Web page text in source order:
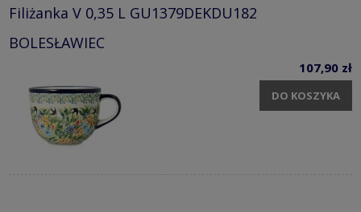
Filiżanka V 0,35 L GU1379DEKDU182
BOLESŁAWIEC
107,90 zł
DO KOSZYKA